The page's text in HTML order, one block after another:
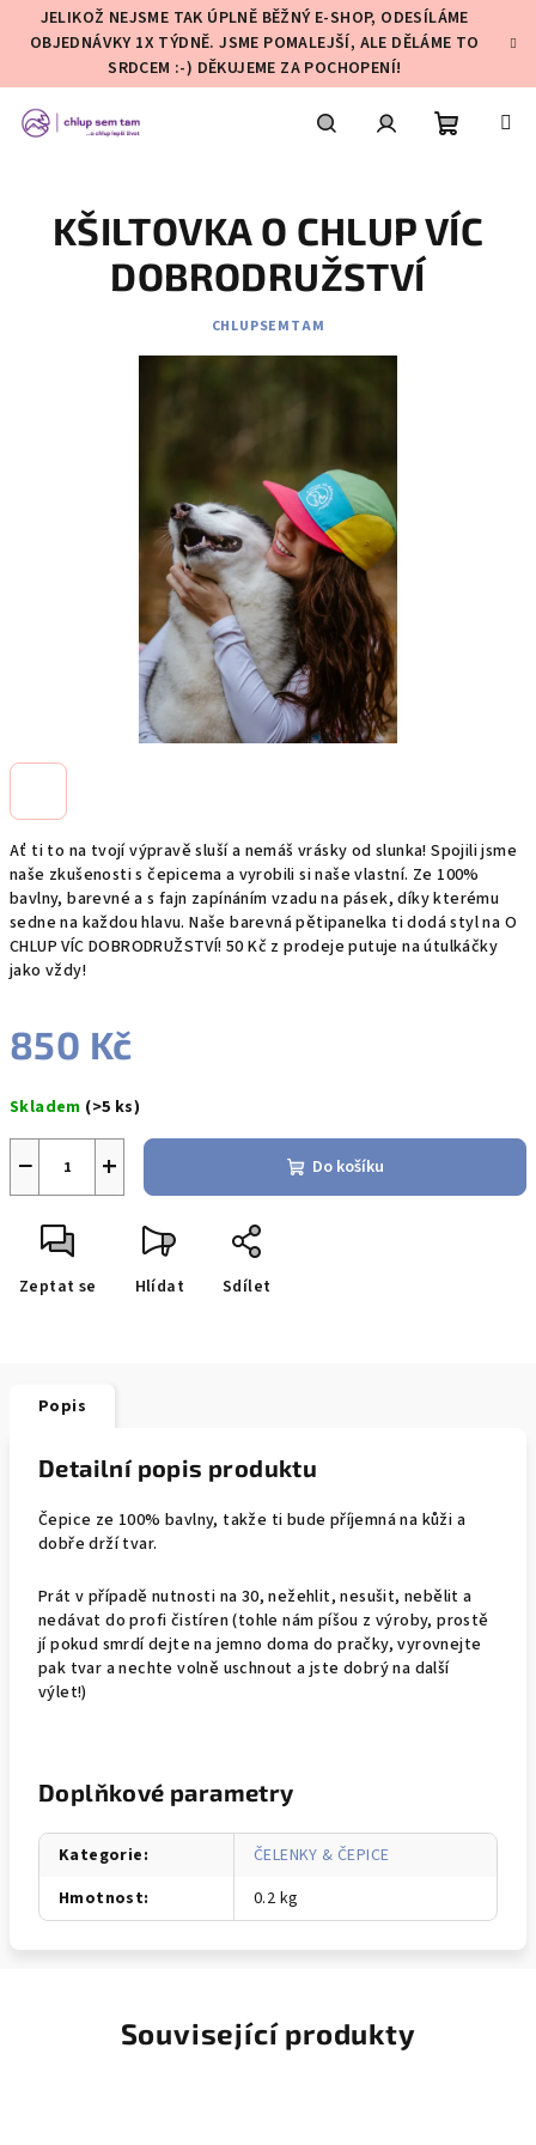
JELIKOŽ NEJSME TAK ÚPLNĚ BĚŽNÝ E-SHOP, ODESÍLÁME
OBJEDNÁVKY 1X TÝDNĚ. JSME POMALEJŠÍ, ALE DĚLÁME TO
SRDCEM :-) DĚKUJEME ZA POCHOPENÍ!
košík
Ať ti to na tvojí výpravě sluší a nemáš vrásky od slunka! Spojili jsme
naše zkušenosti s čepicema a vyrobili si naše vlastní. Ze 100%
bavlny, barevné a s fajn zapínáním vzadu na pásek, díky kterému
sedne na každou hlavu. Naše barevná pětipanelka ti dodá styl na O
CHLUP VÍC DOBRODRUŽSTVÍ! 50 Kč z prodeje putuje na útulkáčky
jako vždy!
850 Kč
cena:
Skladem (>5 ks)
+
− Do košíku
Zeptat se Hlídat Sdílet
KŠILTOVKA O CHLUP VÍC
DOBRODRUŽSTVÍ
CHLUPSEMTAM
Popis
Detailní popis produktu
Čepice ze 100% bavlny, takže ti bude příjemná na kůži a
dobře drží tvar.
Prát v případě nutnosti na 30, nežehlit, nesušit, nebělit a
nedávat do profi čistíren (tohle nám píšou z výroby, prostě
jí pokud smrdí dejte na jemno doma do pračky, vyrovnejte
pak tvar a nechte volně uschnout a jste dobrý na další
výlet!)
Doplňkové parametry
Kategorie:
ČELENKY & ČEPICE
Hmotnost: 0.2 kg
Související produkty